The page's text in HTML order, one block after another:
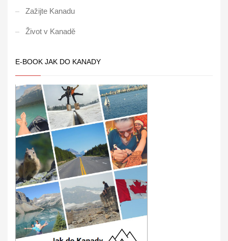
Zažijte Kanadu
Život v Kanadě
E-BOOK JAK DO KANADY